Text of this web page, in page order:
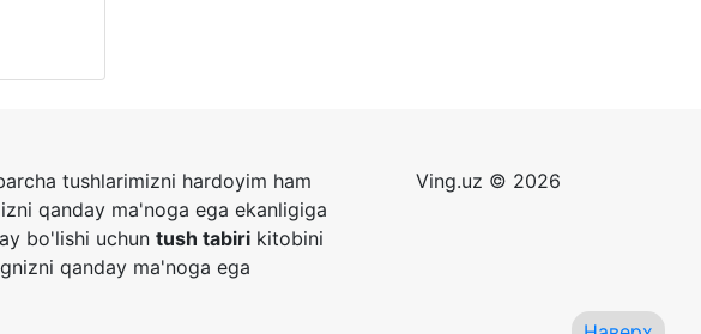
tushlarimizni hardoyim ham
qanday ma'noga ega ekanligiga
bo'lishi uchun tush tabiri kitobini
qanday ma'noga ega
Ving.uz © 2026